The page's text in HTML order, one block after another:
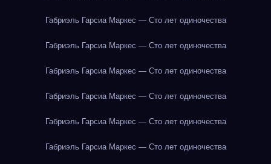
Габриэль Гарсиа Маркес — Сто лет одиночества
Габриэль Гарсиа Маркес — Сто лет одиночества
Габриэль Гарсиа Маркес — Сто лет одиночества
Габриэль Гарсиа Маркес — Сто лет одиночества
Габриэль Гарсиа Маркес — Сто лет одиночества
Габриэль Гарсиа Маркес — Сто лет одиночества